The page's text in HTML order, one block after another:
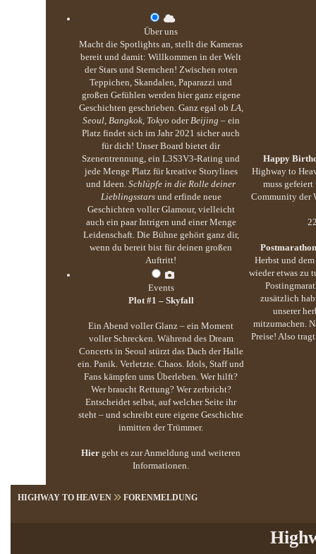
Über uns
Macht die Spotlights an, stellt die Kameras
bereit und damit: Willkommen in der Welt
der Stars und Sternchen! Zwischen roten
Teppichen, Skandalen, Paparazzi und
großen Gefühlen werden hier ganz eigene
Geschichten geschrieben. Ganz egal ob LA,
Seoul, Bangkok, Tokyo oderBeijing – ein
Platz findet sich im Jahr 2021 sicher auch
für dich! Unser Board bietet dir
Szenentrennung, ein L3S3V3-Rating und
jede Menge Platz für kreative Storylines
und Ideen. Schlüpfe in die Rolle deiner
Lieblingsstarsund erfinde neue
Geschichten voller Glamour, vielleicht
auch ein paar Intrigen und einer Menge
Leidenschaft. Die Bühne gehört ganz dir,
wenn du bereit bist für deinen großen
Auftritt!
Events
Plot #1 – Skyfall
Ein Abend voller Glanz – ein Moment
voller Schrecken. Während des Dream
Concerts in Seoul stürzt das Dach der Halle
ein. Panik. Verletzte. Chaos. Idols, Staff und
Fans kämpfen ums Überleben. Wer hilft?
Wer braucht Rettung? Wer zerbricht?
Entscheidet selbst, auf welcher Seite ihr
steht – und schreibt eure eigene Geschichte
inmitten der Trümmer.
Hier geht es zur Anmeldung und weiteren
Informationen.
Happy
Highway to
muss
Community der
Herbst und
wieder etwas zu
zusätzlich
unserer
mitzumachen.
Preise! Also
HIGHWAY TO HEAVEN FORENMELDUNG